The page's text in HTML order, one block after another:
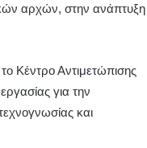
αρχών, στην ανάπτυξη
Κέντρο Αντιμετώπισης
για την
και